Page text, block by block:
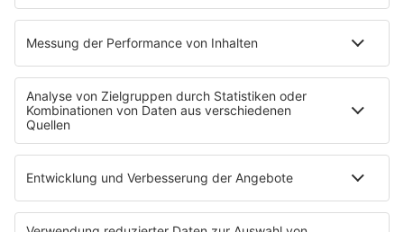
MEIN R.SH
Empfang
R.SH-Shop
Werbung buchen
Häufige Fragen